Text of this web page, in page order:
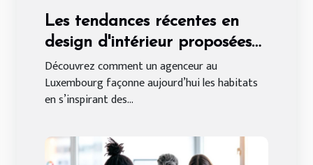
Les tendances récentes en
design d'intérieur proposées
par un agenceur au
Luxembourg
Découvrez comment un agenceur au
Luxembourg façonne aujourd’hui les habitats
en s’inspirant des...